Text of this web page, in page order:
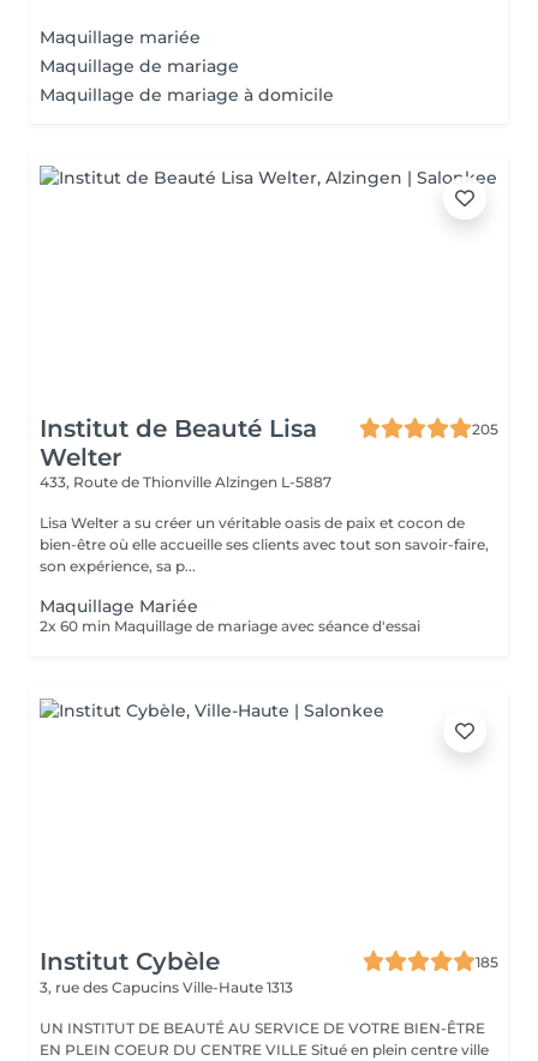
Maquillage mariée
Maquillage de mariage
Maquillage de mariage à domicile
Institut de Beauté Lisa
Welter
205
433, Route de Thionville Alzingen L-5887
Lisa Welter a su créer un véritable oasis de paix et cocon de
bien-être où elle accueille ses clients avec tout son savoir-faire,
son expérience, sa p...
Maquillage Mariée
2x 60 min Maquillage de mariage avec séance d'essai
Institut Cybèle
185
3, rue des Capucins Ville-Haute 1313
UN INSTITUT DE BEAUTÉ AU SERVICE DE VOTRE BIEN-ÊTRE
EN PLEIN COEUR DU CENTRE VILLE Situé en plein centre ville